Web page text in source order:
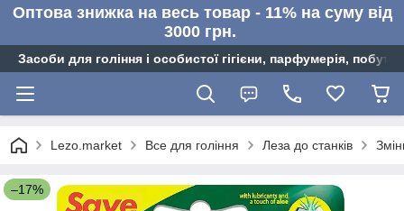
Оптова знижка на весь товар - 11% на суму від
3000 грн.
Засоби для гоління і особистої гігієни, парфумерія,
Lezo.market Все для гоління Леза до станків
–17%